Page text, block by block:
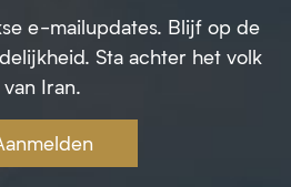
e-mailupdates. Blijf op de
Sta achter het volk
van Iran.